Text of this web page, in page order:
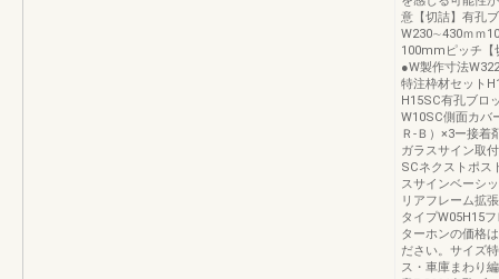
意【切詰】有孔
W230∼430ｍｍ
100mmピッチ
●W製作寸法
特注枠材セット
H15SC有孔ブロ
W10SC側面カバ
Ｒ-Ｂ）×3ー接着
ガラスサイン取
SCネクストポス
スサインベーシ
リアフレーム拡
タイプW05H15
ターホンの価格
ださい。サイズ
ス・車庫まわり